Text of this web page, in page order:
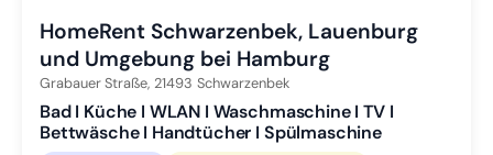
HomeRent Schwarzenbek, Lauenburg
und Umgebung bei Hamburg
Grabauer Straße, 21493 Schwarzenbek
Bad I Küche I WLAN I Waschmaschine I TV I
Bettwäsche I Handtücher I Spülmaschine